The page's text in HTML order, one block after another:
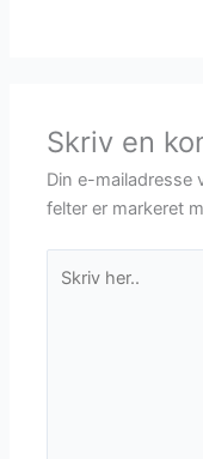
Skriv en
Din e-mailadresse
felter er markeret
her..